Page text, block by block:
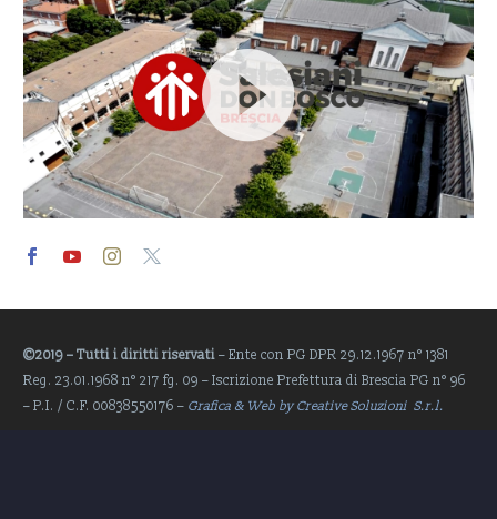
Player
©2019 – Tutti i diritti riservati – Ente con PG DPR 29.12.1967 n° 1381
Reg. 23.01.1968 n° 217 fg. 09 – Iscrizione Prefettura di Brescia PG n° 96
– P.I. / C.F. 00838550176 – Grafica & Web by Creative Soluzioni S.r.l.